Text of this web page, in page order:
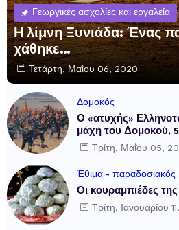
Γεωργικές ασχολίες και εργαλεία
Η λίμνη Ξυνιάδα: Ένας
χάθηκε…
Τετάρτη, Μαΐου 06, 2020
Δομοκός
Ο «ατυχής»
μάχη του Δομοκού,
Τρίτη, Μαΐου 05,
Έθιμα - παραδοσιακός
Οι κουραμπιέδες
Τρίτη, Ιανουαρίου